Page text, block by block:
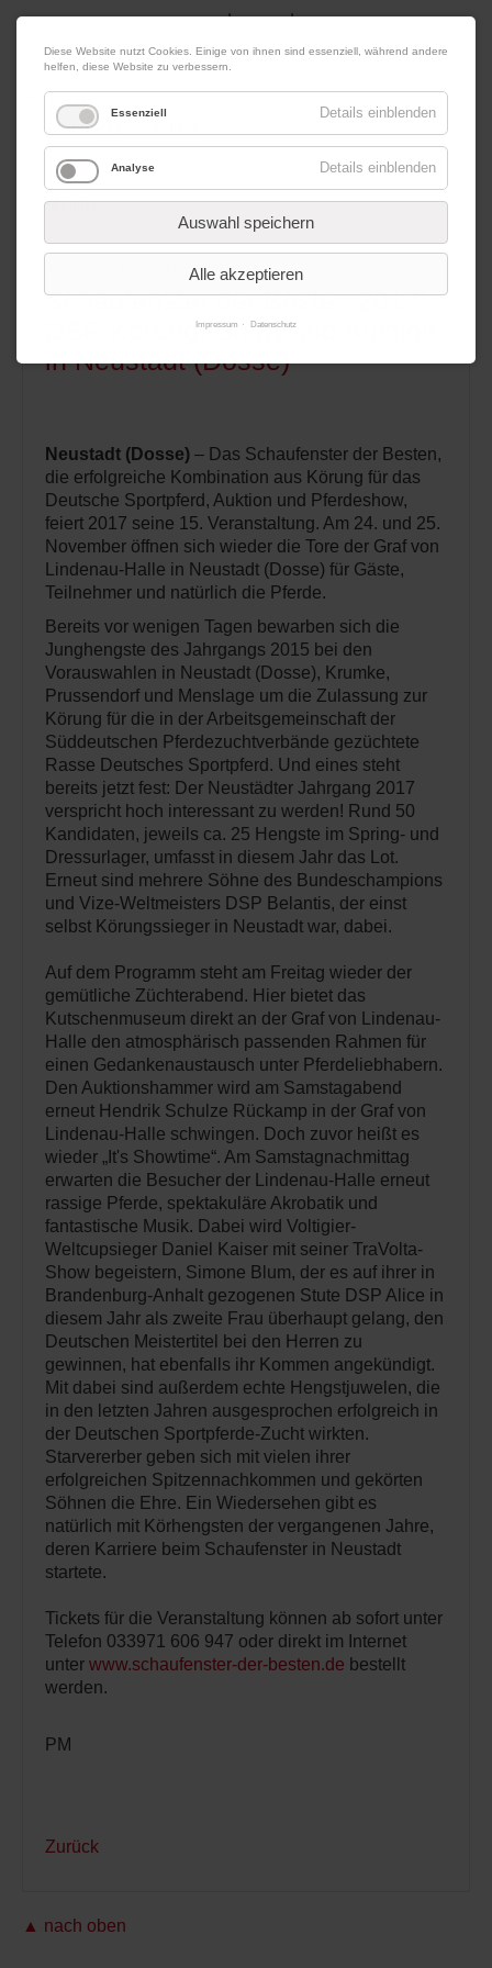
08. August 2026 Impressum|Kontakt|Datenschutz
Werbung
Menü
von Redaktion
Schaufenster der Besten 2017:
DSP Körung, Show und Auktion
in Neustadt (Dosse)
Neustadt (Dosse) – Das Schaufenster der Besten,
die erfolgreiche Kombination aus Körung für das
Deutsche Sportpferd, Auktion und Pferdeshow,
feiert 2017 seine 15. Veranstaltung. Am 24. und 25.
November öffnen sich wieder die Tore der Graf von
Lindenau-Halle in Neustadt (Dosse) für Gäste,
Teilnehmer und natürlich die Pferde.
Bereits vor wenigen Tagen bewarben sich die
Junghengste des Jahrgangs 2015 bei den
Vorauswahlen in Neustadt (Dosse), Krumke,
Prussendorf und Menslage um die Zulassung zur
Körung für die in der Arbeitsgemeinschaft der
Süddeutschen Pferdezuchtverbände gezüchtete
Rasse Deutsches Sportpferd. Und eines steht
bereits jetzt fest: Der Neustädter Jahrgang 2017
verspricht hoch interessant zu werden! Rund 50
Kandidaten, jeweils ca. 25 Hengste im Spring- und
Dressurlager, umfasst in diesem Jahr das Lot.
Erneut sind mehrere Söhne des Bundeschampions
und Vize-Weltmeisters DSP Belantis, der einst
selbst Körungssieger in Neustadt war, dabei.
Auf dem Programm steht am Freitag wieder der
gemütliche Züchterabend. Hier bietet das
Kutschenmuseum direkt an der Graf von Lindenau-
Halle den atmosphärisch passenden Rahmen für
einen Gedankenaustausch unter Pferdeliebhabern.
Den Auktionshammer wird am Samstagabend
erneut Hendrik Schulze Rückamp in der Graf von
Lindenau-Halle schwingen. Doch zuvor heißt es
wieder „It's Showtime“. Am Samstagnachmittag
erwarten die Besucher der Lindenau-Halle erneut
rassige Pferde, spektakuläre Akrobatik und
fantastische Musik. Dabei wird Voltigier-
Weltcupsieger Daniel Kaiser mit seiner TraVolta-
Show begeistern, Simone Blum, der es auf ihrer in
Brandenburg-Anhalt gezogenen Stute DSP Alice in
diesem Jahr als zweite Frau überhaupt gelang, den
Deutschen Meistertitel bei den Herren zu
gewinnen, hat ebenfalls ihr Kommen angekündigt.
Mit dabei sind außerdem echte Hengstjuwelen, die
in den letzten Jahren ausgesprochen erfolgreich in
der Deutschen Sportpferde-Zucht wirkten.
Starvererber geben sich mit vielen ihrer
erfolgreichen Spitzennachkommen und gekörten
Söhnen die Ehre. Ein Wiedersehen gibt es
natürlich mit Körhengsten der vergangenen Jahre,
deren Karriere beim Schaufenster in Neustadt
startete.
Tickets für die Veranstaltung können ab sofort unter
Telefon 033971 606 947 oder direkt im Internet
unter www.schaufenster-der-besten.de bestellt
werden.
PM
Zurück
▲ nach oben
Diese Website nutzt Cookies. Einige von ihnen sind essenziell, während andere
helfen, diese Website zu verbessern.
Essenziell Details einblenden
Analyse Details einblenden
Auswahl speichern
Alle akzeptieren
Impressum Datenschutz